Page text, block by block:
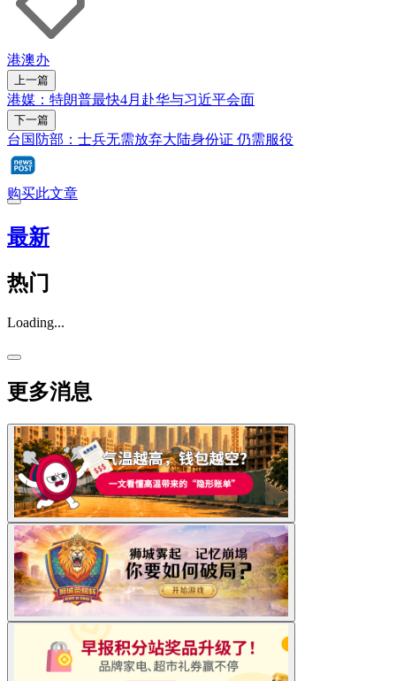
港澳办
上一篇
港媒：特朗普最快4月赴华与习近平会面
下一篇
台国防部：士兵无需放弃大陆身份证 仍需服役
购买此文章
最新
热门
Loading...
更多消息